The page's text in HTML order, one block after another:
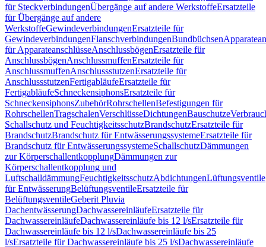
für SteckverbindungenÜbergänge auf andere WerkstoffeErsatzteile
für Übergänge auf andere
WerkstoffeGewindeverbindungenErsatzteile für
GewindeverbindungenFlanschverbindungenBundbüchsen
für ApparateanschlüsseAnschlussbögenErsatzteile für
AnschlussbögenAnschlussmuffenErsatzteile für
AnschlussmuffenAnschlussstutzenErsatzteile für
AnschlussstutzenFertigabläufeErsatzteile für
FertigabläufeSchneckensiphonsErsatzteile für
SchneckensiphonsZubehörRohrschellenBefestigungen für
RohrschellenTragschalenVerschlüsseDichtungenBauschutze
Schallschutz und FeuchtigkeitsschutzBrandschutzErsatzteile für
BrandschutzBrandschutz für EntwässerungssystemeErsatzteile für
Brandschutz für EntwässerungssystemeSchallschutzDämmungen
zur KörperschallentkopplungDämmungen zur
Körperschallentkopplung und
LuftschalldämmungFeuchtigkeitsschutzAbdichtungenLüftungsventile
für EntwässerungBelüftungsventileErsatzteile für
BelüftungsventileGeberit Pluvia
DachentwässerungDachwassereinläufeErsatzteile für
DachwassereinläufeDachwassereinläufe bis 12 l/sErsatzteile für
Dachwassereinläufe bis 12 l/sDachwassereinläufe bis 25
l/sErsatzteile für Dachwassereinläufe bis 25 l/sDachwassereinläufe